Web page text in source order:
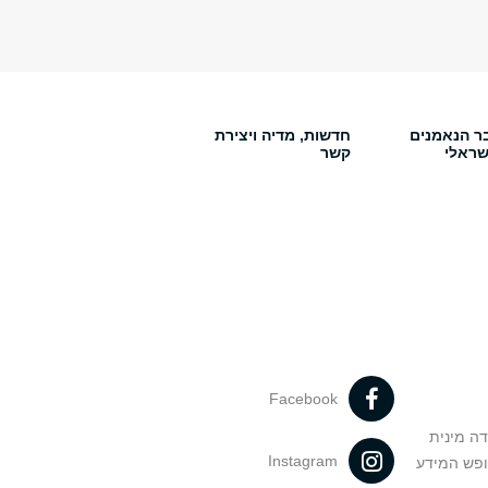
הנאמנים
חדשות, מדיה ויצירת
קשר
מינית
המידע
Facebook
Instagram